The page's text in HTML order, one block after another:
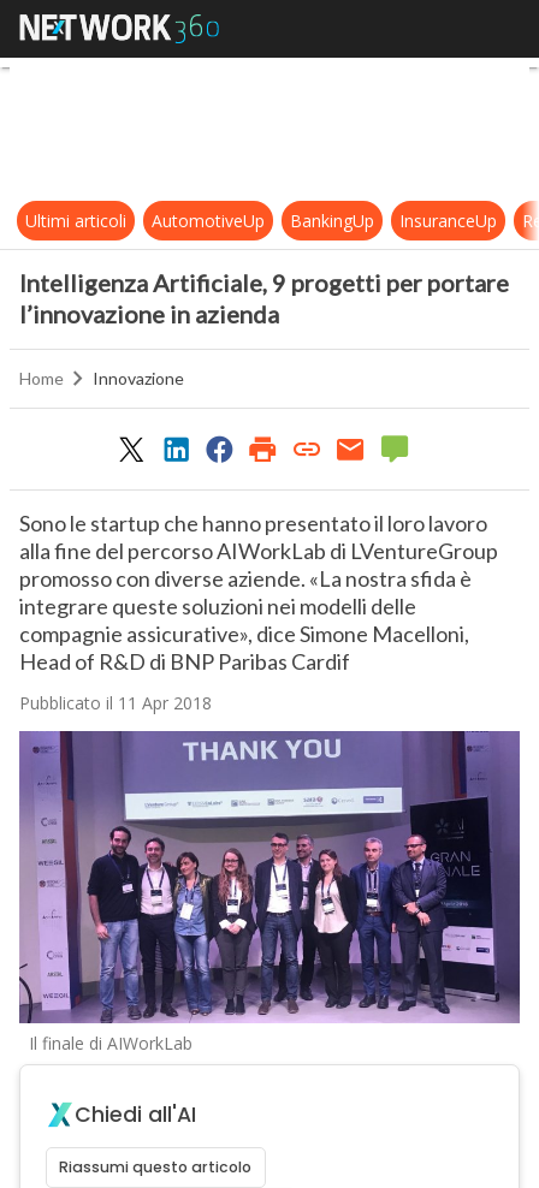
Intelligenza Artificiale, 9 progetti
Ultimi articoli AutomotiveUp BankingUp InsuranceUp
Intelligenza Artificiale, 9 progetti per portare
l’innovazione in azienda
Home Innovazione
Sono le startup che hanno presentato il loro lavoro
alla fine del percorso AIWorkLab di LVentureGroup
promosso con diverse aziende. «La nostra sfida è
integrare queste soluzioni nei modelli delle
compagnie assicurative», dice Simone Macelloni,
Head of R&D di BNP Paribas Cardif
Pubblicato il 11 Apr 2018
Il finale di AIWorkLab
Chiedi all'AI
Riassumi questo articolo